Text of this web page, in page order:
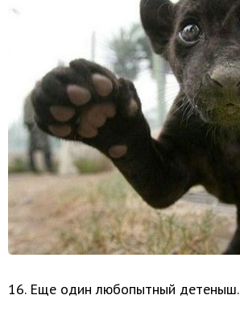
16. Еще один любопытный детеныш.